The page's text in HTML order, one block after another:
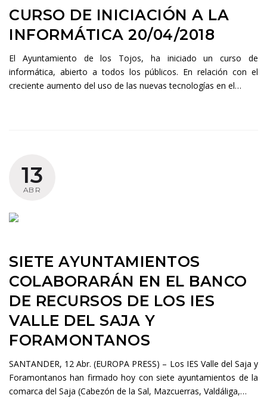
CURSO DE INICIACIÓN A LA
INFORMÁTICA 20/04/2018
El Ayuntamiento de los Tojos, ha iniciado un curso de
informática, abierto a todos los públicos. En relación con el
creciente aumento del uso de las nuevas tecnologías en el…
13
ABR
SIETE AYUNTAMIENTOS
COLABORARÁN EN EL BANCO
DE RECURSOS DE LOS IES
VALLE DEL SAJA Y
FORAMONTANOS
SANTANDER, 12 Abr. (EUROPA PRESS) – Los IES Valle del Saja y
Foramontanos han firmado hoy con siete ayuntamientos de la
comarca del Saja (Cabezón de la Sal, Mazcuerras, Valdáliga,…